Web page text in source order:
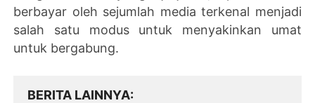
berbayar oleh sejumlah media terkenal menjadi
salah satu modus untuk menyakinkan umat
untuk bergabung.
BERITA LAINNYA